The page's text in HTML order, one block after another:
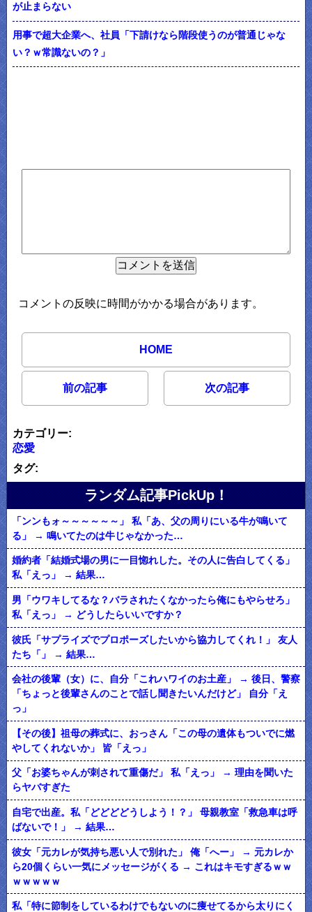
が止まらない
用事で超大企業へ、社員「下請けなら階段使うのが普通じゃな
い？ｗ常識ないの？」
コメントの反映に時間がかかる場合があります。
HOME
前の記事 次の記事
カテゴリー:
恋愛
タグ:
ランダム記事PickUp！
「ンンもォ～～～～～～」 私「あ、父の周りにいる牛が鳴いて
る」 → 鳴いてたのは牛じゃなかった…
婚約者「結婚式場の男に一目惚れした。その人に告白してくる」
私「えっ」 → 結果…
男「ウワキしてるな？バラされたくなかったら俺にもやらせろ」
私「えっ」 → どうしたらいいですか？
彼氏「サプライズでプロポーズしたいから協力してくれ！」 友人
たち「」 → 結果…
会社の後輩（女）に、自分「これハワイのお土産」 → 後日、警察
「ちょっと後輩さんのことで話し聞きたいんだけど」 自分「え
っ」
【その後】祖母の葬式に、おっさん「この母の遺体もついでに燃
やしてくれないか」 皆「えっ」
父「お婆ちゃんが刺されて重傷だ」 私「えっ」 → 理由を聞いた
らヤバすぎた
自宅で出産。私「どどどどうしよう！？」 母親教室「救急車は呼
ばないで！」 → 結果…
彼女「元カレが気持ち悪い人で別れた」 俺「へー」 → 元カレか
ら20個くらい一気にメッセージがくる → これはキモすぎるｗｗ
ｗｗｗｗｗ
私「特に節制をしているわけでもないのに痩せてるから太りにく